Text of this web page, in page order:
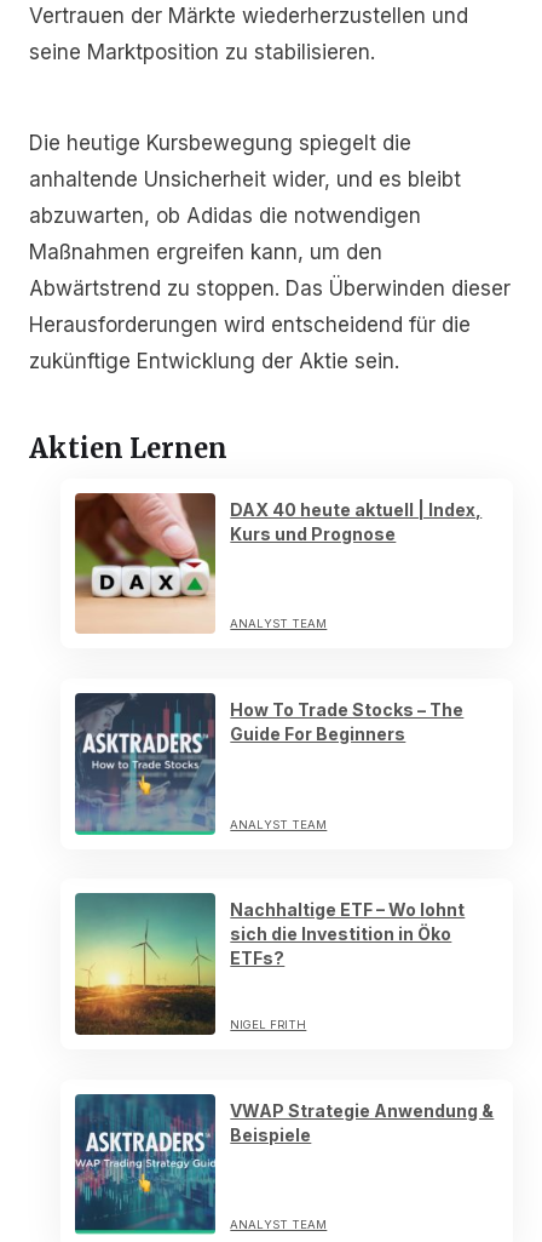
Vertrauen der Märkte wiederherzustellen und
seine Marktposition zu stabilisieren.
Die heutige Kursbewegung spiegelt die
anhaltende Unsicherheit wider, und es bleibt
abzuwarten, ob Adidas die notwendigen
Maßnahmen ergreifen kann, um den
Abwärtstrend zu stoppen. Das Überwinden dieser
Herausforderungen wird entscheidend für die
zukünftige Entwicklung der Aktie sein.
Aktien Lernen
DAX 40 heute aktuell | Index,
Kurs und Prognose
ANALYST TEAM
How To Trade Stocks – The
Guide For Beginners
ANALYST TEAM
Nachhaltige ETF – Wo lohnt
sich die Investition in Öko
ETFs?
NIGEL FRITH
VWAP Strategie Anwendung &
Beispiele
ANALYST TEAM